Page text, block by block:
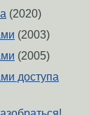
(2020)
(2003)
(2005)
доступа